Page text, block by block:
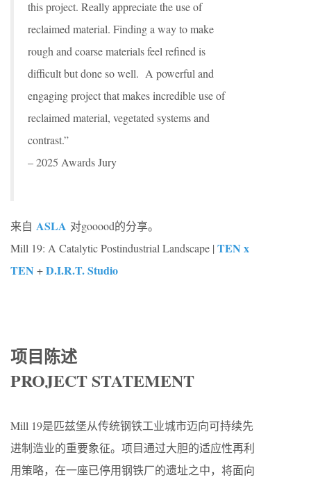
this project. Really appreciate the use of
reclaimed material. Finding a way to make
rough and coarse materials feel refined is
difficult but done so well. A powerful and
engaging project that makes incredible use of
reclaimed material, vegetated systems and
contrast.”
– 2025 Awards Jury
来自 ASLA 对gooood的分享。
Mill 19: A Catalytic Postindustrial Landscape | TEN x
TEN +D.I.R.T. Studio
项目陈述
PROJECT STATEMENT
Mill 19是匹兹堡从传统钢铁工业城市迈向可持续先
进制造业的重要象征。项目通过大胆的适应性再利
用策略，在一座已停用钢铁厂的遗址之中，将面向